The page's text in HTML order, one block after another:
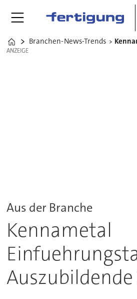
Home
Branchen-News-Trends
ANZEIGE
ANZEIGE
Aus der Branche
Kennametal